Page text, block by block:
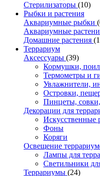
Стерилизаторы (10)
Рыбки и растения
Аквариумные рыбки
Аквариумные
Домашние растения
Террариум
Аксессуары (39)
Кормушки,
Термометры и
Увлажнители,
Островки,
Пинцеты,
Декорации для
Искусственные
Фоны
Коряги
Освещение
Лампы для
Светильники
Террариумы (24)